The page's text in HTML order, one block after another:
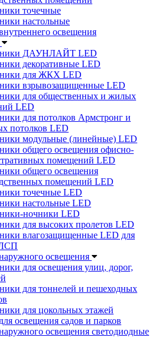
точечные
настольные
освещения
ДАУНЛАЙТ LED
декоративные LED
для ЖКХ LED
взрывозащищенные LED
для общественных и жилых
LED
для потолков Армстронг и
потолков LED
модульные (линейные) LED
общего освещения офисно-
помещений LED
общего освещения
помещений LED
точечные LED
настольные LED
ночники LED
для высоких пролетов LED
влагозащищенные LED для
освещения
для освещения улиц, дорог,
для тоннелей и пешеходных
для цокольных этажей
освещения садов и парков
освещения светодиодные